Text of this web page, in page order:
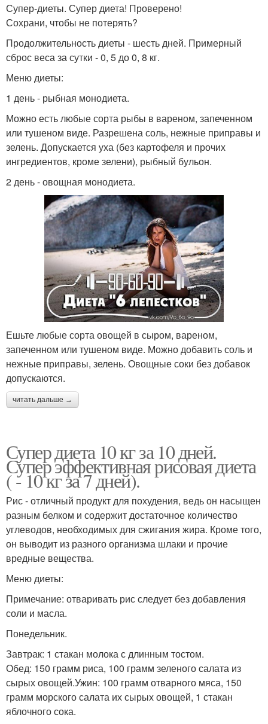
Супер-диеты. Супер диета! Проверено!
Сохрани, чтобы не потерять?
Продолжительность диеты - шесть дней. Примерный
сброс веса за сутки - 0, 5 до 0, 8 кг.
Меню диеты:
1 день - рыбная монодиета.
Можно есть любые сорта рыбы в вареном, запеченном
или тушеном виде. Разрешена соль, нежные приправы и
зелень. Допускается уха (без картофеля и прочих
ингредиентов, кроме зелени), рыбный бульон.
2 день - овощная монодиета.
Ешьте любые сорта овощей в сыром, вареном,
запеченном или тушеном виде. Можно добавить соль и
нежные приправы, зелень. Овощные соки без добавок
допускаются.
читать дальше →
Супер диета 10 кг за 10 дней.
Супер эффективная рисовая диета
( - 10 кг за 7 дней).
Рис - отличный продукт для похудения, ведь он насыщен
разным белком и содержит достаточное количество
углеводов, необходимых для сжигания жира. Кроме того,
он выводит из разного организма шлаки и прочие
вредные вещества.
Меню диеты:
Примечание: отваривать рис следует без добавления
соли и масла.
Понедельник.
Завтрак: 1 стакан молока с длинным тостом.
Обед: 150 грамм риса, 100 грамм зеленого салата из
сырых овощей.Ужин: 100 грамм отварного мяса, 150
грамм морского салата их сырых овощей, 1 стакан
яблочного сока.